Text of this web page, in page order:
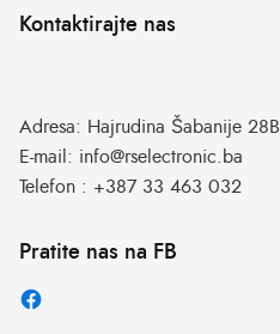
Kontaktirajte nas
Adresa: Hajrudina Šabanije 28B
E-mail: info@rselectronic.ba
Telefon : +387 33 463 032
Pratite nas na FB